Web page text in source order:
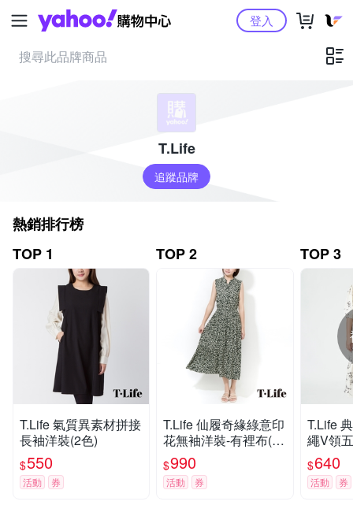
Yahoo購物中心登入
T.Life
追蹤品牌
熱銷排行榜
TOP 1
T.Life 氣質異素材拼接
長袖洋裝(2色)
$550
活動 券
TOP 2
T.Life 仙履奇緣綠意印
花無袖洋裝-有裡布(1
色)
$990
活動 券
TOP 3
T.Life
繩V領
色)
$640
活動 券